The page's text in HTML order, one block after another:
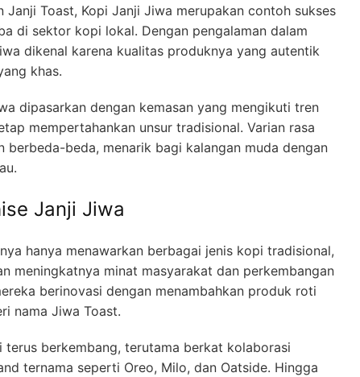
Janji Toast, Kopi Janji Jiwa merupakan contoh sukses
di sektor kopi lokal. Dengan pengalaman dalam
dikenal karena kualitas produknya yang autentik
khas.
dipasarkan dengan kemasan yang mengikuti tren
mempertahankan unsur tradisional. Varian rasa
berbeda-beda, menarik bagi kalangan muda dengan
Janji Jiwa
hanya menawarkan berbagai jenis kopi tradisional,
meningkatnya minat masyarakat dan perkembangan
berinovasi dengan menambahkan produk roti
nama Jiwa Toast.
terus berkembang, terutama berkat kolaborasi
ternama seperti Oreo, Milo, dan Oatside. Hingga